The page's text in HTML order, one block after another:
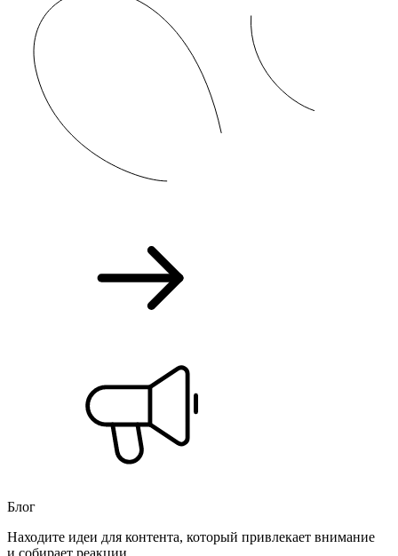
Блог
Находите идеи для контента, который привлекает внимание
и собирает реакции